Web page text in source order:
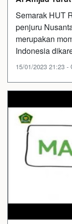
Semarak HUT
penjuru
merupakan
Indonesia
15/01/2023 21:23 -